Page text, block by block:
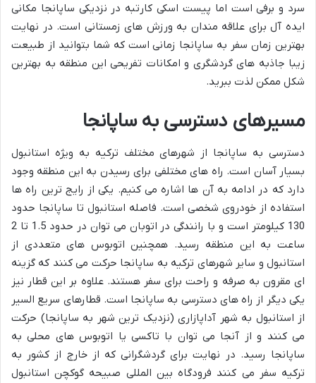
سرد و برفی است اما پیست اسکی کارتبه در نزدیکی ساپانجا مکانی
ایده آل برای علاقه مندان به ورزش های زمستانی است. در نهایت
بهترین زمان سفر به ساپانجا زمانی است که شما بتوانید از طبیعت
زیبا جاذبه های گردشگری و امکانات تفریحی این منطقه به بهترین
شکل ممکن لذت ببرید.
مسیرهای دسترسی به ساپانجا
دسترسی به ساپانجا از شهرهای مختلف ترکیه به ویژه استانبول
بسیار آسان است. راه های مختلفی برای رسیدن به این منطقه وجود
دارد که در ادامه به آن ها اشاره می کنیم. یکی از رایج ترین راه ها
استفاده از خودروی شخصی است. فاصله استانبول تا ساپانجا حدود
130 کیلومتر است و با رانندگی در اتوبان می توان در حدود 1.5 تا 2
ساعت به این منطقه رسید. همچنین اتوبوس های متعددی از
استانبول و سایر شهرهای ترکیه به ساپانجا حرکت می کنند که گزینه
ای مقرون به صرفه و راحت برای سفر هستند. علاوه بر این قطار نیز
یکی دیگر از راه های دسترسی به ساپانجا است. قطارهای سریع السیر
از استانبول به شهر آداپازاری (نزدیک ترین شهر به ساپانجا) حرکت
می کنند و از آنجا می توان با تاکسی یا اتوبوس های محلی به
ساپانجا رسید. در نهایت برای گردشگرانی که از خارج از کشور به
ترکیه سفر می کنند فرودگاه بین المللی صبیحه گوکچن استانبول